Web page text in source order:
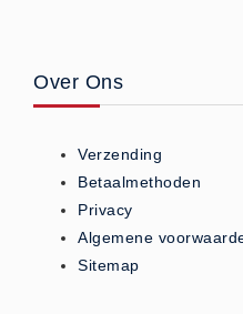
Over Ons
Verzending
Betaalmethoden
Privacy
Algemene
Sitemap